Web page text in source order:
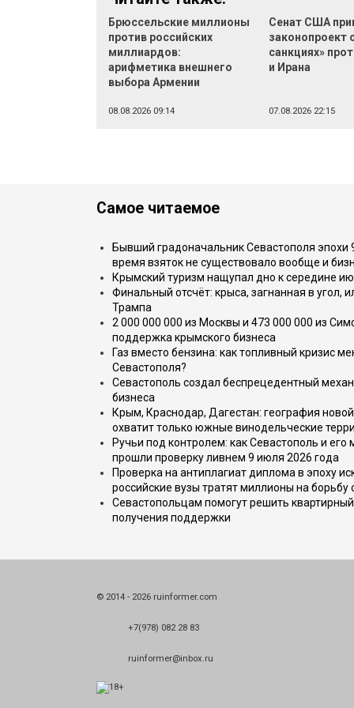
Брюссельские миллионы
против российских
миллиардов:
арифметика внешнего
выбора Армении
08.08.2026 09:14
Сенат США
законопроект
санкциях»
и Ирана
07.08.2026 22:15
Самое читаемое
Бывший градоначальник Севастополя эпохи
время взяток не существовало вообще и
Крымский туризм нащупал дно к середине
Финальный отсчёт: крыса, загнанная в угол,
Трампа
2 000 000 000 из Москвы и 473 000 000 из
поддержка крымского бизнеса
Газ вместо бензина: как топливный кризис
Севастополя?
Севастополь создал беспрецедентный
бизнеса
Крым, Краснодар, Дагестан: география
охватит только южные винодельческие
Ручьи под контролем: как Севастополь и
прошли проверку ливнем 9 июля 2026 года
Проверка на антиплагиат диплома в эпоху
российские вузы тратят миллионы на
Севастопольцам помогут решить
получения поддержки
© 2014 - 2026 ruinformer.com
+7(978) 082 28 83
ruinformer@inbox.ru